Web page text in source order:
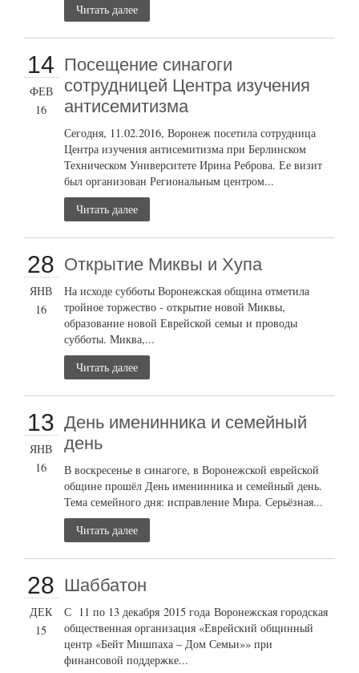
Читать далее
14
ФЕВ
16
Посещение синагоги
сотрудницей Центра изучения
антисемитизма
Сегодня, 11.02.2016, Воронеж посетила сотрудница
Центра изучения антисемитизма при Берлинском
Техническом Университете Ирина Реброва. Ее визит
был организован Региональным центром...
Читать далее
28
ЯНВ
16
Открытие Миквы и Хупа
На исходе субботы Воронежская община отметила
тройное торжество - открытие новой Миквы,
образование новой Еврейской семьи и проводы
субботы. Миква,...
Читать далее
13
ЯНВ
16
День именинника и семейный
день
В воскресенье в синагоге, в Воронежской еврейской
общине прошёл День именинника и семейный день.
Тема семейного дня: исправление Мира. Серьёзная...
Читать далее
28
ДЕК
15
Шаббатон
С 11 по 13 декабря 2015 года Воронежская городская
общественная организация «Еврейский общинный
центр «Бейт Мишпаха – Дом Семьи»» при
финансовой поддержке...